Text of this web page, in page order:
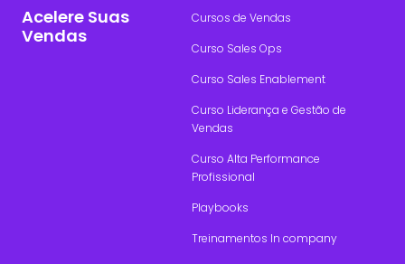
Acelere Suas
Vendas
Cursos de Vendas
Curso Sales Ops
Curso Sales Enablement
Curso Liderança e Gestão de
Vendas
Curso Alta Performance
Profissional
Playbooks
Treinamentos In company